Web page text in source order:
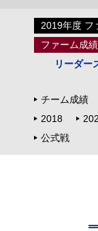
2019年度 フ
ファーム成績
リーダー
チーム成績
2018
公式戦